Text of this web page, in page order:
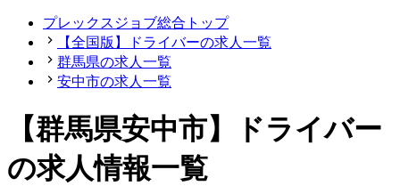
プレックスジョブ総合トップ
【全国版】ドライバーの求人一覧
群馬県の求人一覧
安中市の求人一覧
【群馬県安中市】ドライバー
の求人情報一覧